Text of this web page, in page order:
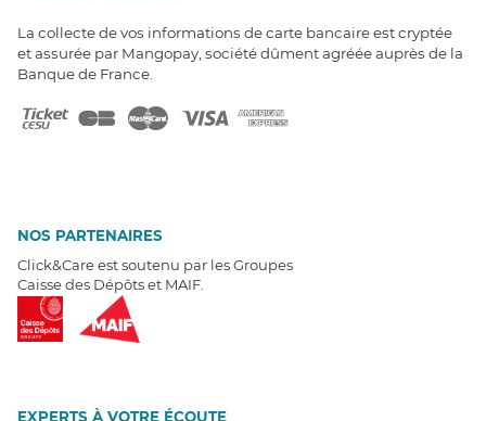
La collecte de vos informations de carte bancaire est cryptée
et assurée par Mangopay, société dûment agréée auprès de la
Banque de France.
NOS PARTENAIRES
Click&Care est soutenu par les Groupes
Caisse des Dépôts et MAIF.
EXPERTS À VOTRE ÉCOUTE